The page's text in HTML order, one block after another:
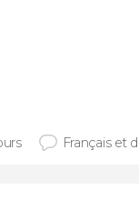
Français et